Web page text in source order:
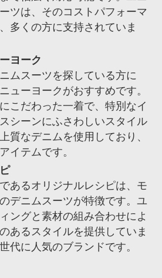
ツは、そのコストパフォーマ
多くの方に支持されていま
ヨーク
ムスーツを探している方に
ューヨークがおすすめです。
こだわった一着で、特別なイ
シーンにふさわしいスタイル
質なデニムを使用しており、
イテムです。
あるオリジナルレシピは、モ
デニムスーツが特徴です。ユ
ングと素材の組み合わせによ
あるスタイルを提供していま
代に人気のブランドです。